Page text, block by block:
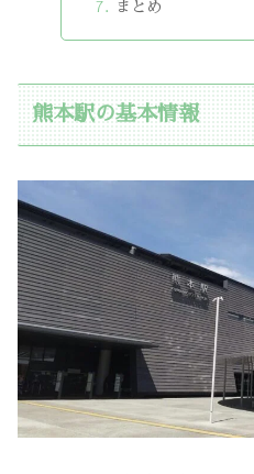
まとめ
熊本駅の基本情報